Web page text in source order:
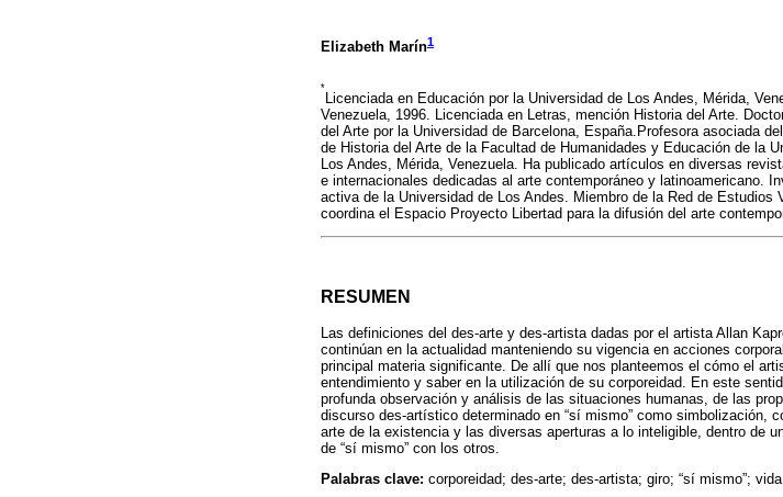
Elizabeth Marín1
*
Licenciada en Educación por la Universidad de Los Andes, Mérida,
Venezuela, 1996. Licenciada en Letras, mención Historia del Arte.
del Arte por la Universidad de Barcelona, España.Profesora asociada
de Historia del Arte de la Facultad de Humanidades y Educación de la
Los Andes, Mérida, Venezuela. Ha publicado artículos en diversas
e internacionales dedicadas al arte contemporáneo y latinoamericano.
activa de la Universidad de Los Andes. Miembro de la Red de Estudios
coordina el Espacio Proyecto Libertad para la difusión del arte
RESUMEN
Las definiciones del des-arte y des-artista dadas por el artista Allan
continúan en la actualidad manteniendo su vigencia en acciones
principal materia significante. De allí que nos planteemos el cómo el
entendimiento y saber en la utilización de su corporeidad. En este
profunda observación y análisis de las situaciones humanas, de las
discurso des-artístico determinado en “sí mismo” como simbolización,
arte de la existencia y las diversas aperturas a lo inteligible, dentro de
de “sí mismo” con los otros.
Palabras clave: corporeidad; des-arte; des-artista; giro; “sí mismo”; vida